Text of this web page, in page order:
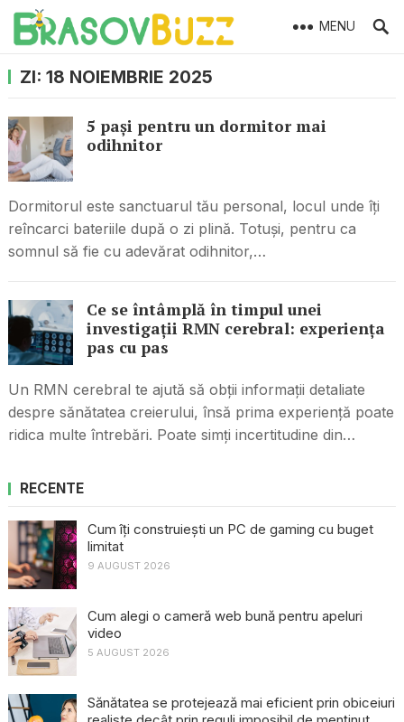
MENU
ZI: 18 NOIEMBRIE 2025
5 pași pentru un dormitor mai
odihnitor
Dormitorul este sanctuarul tău personal, locul unde îți
reîncarci bateriile după o zi plină. Totuși, pentru ca
somnul să fie cu adevărat odihnitor,…
Ce se întâmplă în timpul unei
investigații RMN cerebral: experiența
pas cu pas
Un RMN cerebral te ajută să obții informații detaliate
despre sănătatea creierului, însă prima experiență poate
ridica multe întrebări. Poate simți incertitudine din…
RECENTE
Cum îți construiești un PC de gaming cu buget
limitat
9 AUGUST 2026
Cum alegi o cameră web bună pentru apeluri
video
5 AUGUST 2026
Sănătatea se protejează mai eficient prin obiceiuri